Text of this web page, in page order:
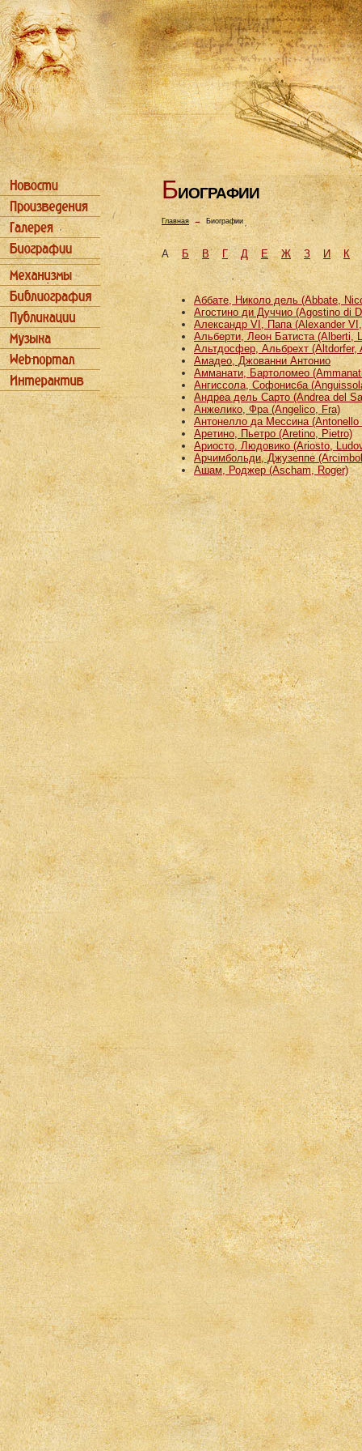
БИОГРАФИИ
Главная→ Биографии
АБ В Г Д Е Ж З И К
Аббате, Николо дель (Abbate,
Агостино ди Дуччио (Agostino di
Александр VI, Папа (Alexander
Альберти, Леон Батиста (Alberti,
Альтдосфер, Альбрехт (Altdorfer,
Амадео, Джованни Антонио
Амманати, Бартоломео
Ангиссола, Софонисба
Андреа дель Сарто (Andrea del
Анжелико, Фра (Angelico, Fra)
Антонелло да Мессина (Antonello
Аретино, Пьетро (Aretino, Pietro)
Ариосто, Людовико (Ariosto,
Арчимбольди, Джузеппе
Ашам, Роджер (Ascham, Roger)